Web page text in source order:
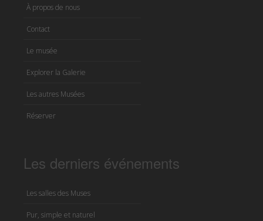
À propos de nous
Contact
Le musée
Explorer la Galerie
Les autres Musées
Réserver
Les derniers événements
Les salles des Muses
Pur, simple et naturel